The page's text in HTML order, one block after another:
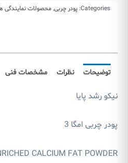
Categories: پودر چربی,محصولات نمایندگی
توضیحات نظرات مشخصات فنی
نیکو رشد پایا
پودر چربی امگا 3
CALCIUM FAT POWDER